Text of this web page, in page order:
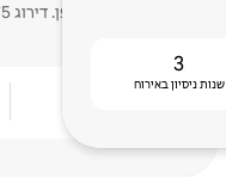
3
שנות ניסיון באירוח
דופן. דירוג 5* מובטח!